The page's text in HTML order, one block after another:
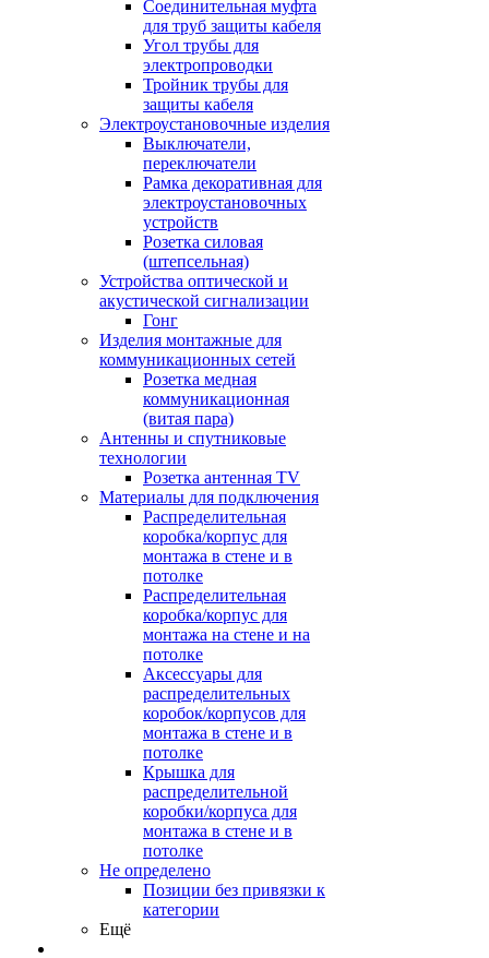
Соединительная муфта
для труб защиты кабеля
Угол трубы для
электропроводки
Тройник трубы для
защиты кабеля
Электроустановочные изделия
Выключатели,
переключатели
Рамка декоративная для
электроустановочных
устройств
Розетка силовая
(штепсельная)
Устройства оптической и
акустической сигнализации
Гонг
Изделия монтажные для
коммуникационных сетей
Розетка медная
коммуникационная
(витая пара)
Антенны и спутниковые
технологии
Розетка антенная TV
Материалы для подключения
Распределительная
коробка/корпус для
монтажа в стене и в
потолке
Распределительная
коробка/корпус для
монтажа на стене и на
потолке
Аксессуары для
распределительных
коробок/корпусов для
монтажа в стене и в
потолке
Крышка для
распределительной
коробки/корпуса для
монтажа в стене и в
потолке
Не определено
Позиции без привязки к
категории
Ещё